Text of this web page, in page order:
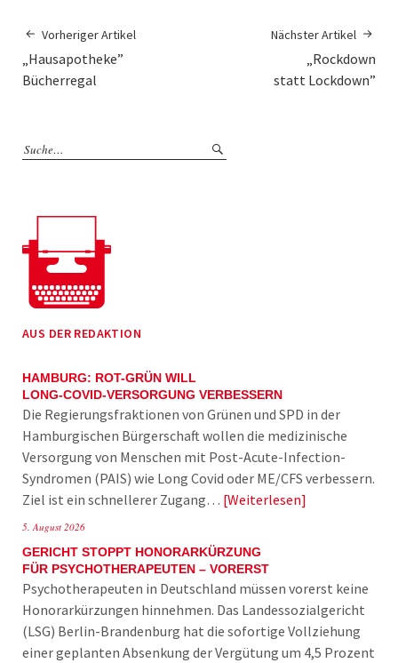
Vorheriger Artikel
„Hausapotheke”
Bücherregal
Nächster Artikel
„Rockdown
statt Lockdown”
AUS DER REDAKTION
HAMBURG: ROT-GRÜN WILL
LONG-COVID-VERSORGUNG VERBESSERN
Die Regierungsfraktionen von Grünen und SPD in der
Hamburgischen Bürgerschaft wollen die medizinische
Versorgung von Menschen mit Post-Acute-Infection-
Syndromen (PAIS) wie Long Covid oder ME/CFS verbessern.
Ziel ist ein schnellerer Zugang… Weiterlesen
5. August 2026
GERICHT STOPPT HONORARKÜRZUNG
FÜR PSYCHOTHERAPEUTEN – VORERST
Psychotherapeuten in Deutschland müssen vorerst keine
Honorarkürzungen hinnehmen. Das Landessozialgericht
(LSG) Berlin-Brandenburg hat die sofortige Vollziehung
einer geplanten Absenkung der Vergütung um 4,5 Prozent